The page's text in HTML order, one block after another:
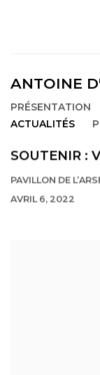
ANTOINE
PRÉSENTATION
ACTUALITÉS
SOUTENIR :
PAVILLON DE
AVRIL 6, 2022